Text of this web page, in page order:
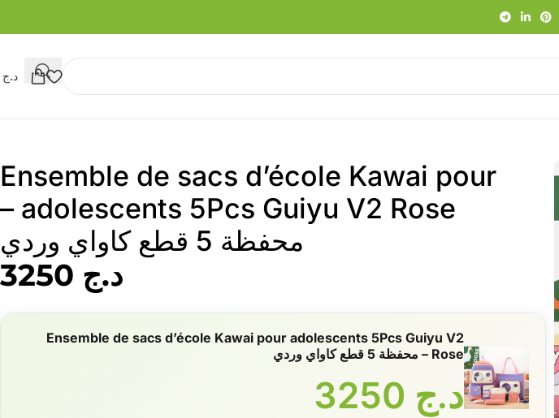
د.ج
Ensemble de sacs d’école Kawai pour
adolescents 5Pcs Guiyu V2 Rose –
محفظة 5 قطع كاواي وردي
د.ج
Ensemble de sacs d’école Kawai pour adolescents 5Pcs Guiyu V2
Rose – محفظة 5 قطع كاواي وردي
د.ج